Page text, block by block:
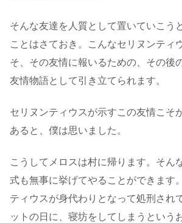
そんな友達を人質として置いていこう
ことはさておき。こんなセリヌンティ
そ、その友情に報いるための、その後
友情物語として引き立てられます。
セリヌンティウスが示すこの友情こそ
あると、僕は思いました。
こうしてメロスは村に帰ります。そん
式も無事に挙げてやることができます
ティウスが身代わりとなって処刑され
ットの日に、寝坊をしてしまうという